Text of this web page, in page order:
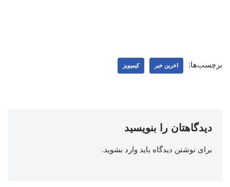
برچسب‌ها: اخرین خبر کیمیویز
دیدگاهتان را بنویسید
برای نوشتن دیدگاه باید وارد بشوید.